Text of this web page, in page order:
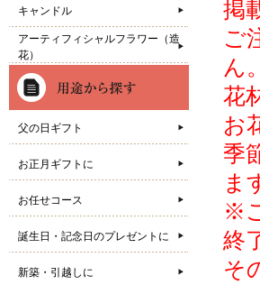
掲
ご
ん。
花
お
季
ま
※
終
そ
キャンドル
アーティフィシャルフラワー（造
花）
父の日ギフト
お正月ギフトに
お任せコース
誕生日・記念日のプレゼントに
新築・引越しに